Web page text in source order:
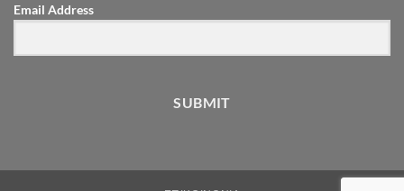
Email Address
SUBMIT